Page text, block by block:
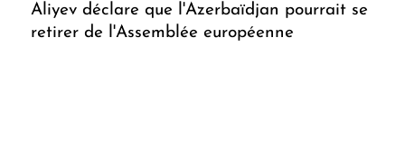
Aliyev déclare que l'Azerbaïdjan pourrait se
retirer de l'Assemblée européenne